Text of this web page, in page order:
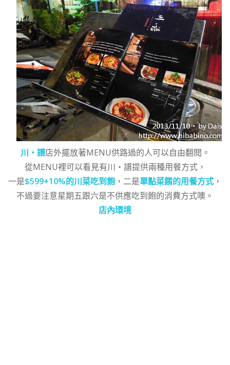
川‧譜店外擺放著MENU供路過的人可以自由翻閱。
從MENU裡可以看見有川‧譜提供兩種用餐方式，
一是$599+10%的川菜吃到飽 ，二是單點菜餚的用餐方式 ，
不過要注意星期五跟六是不供應吃到飽的消費方式噢。
店內環境